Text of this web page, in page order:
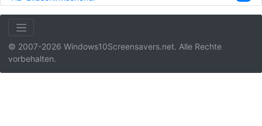
© 2007-2026 Windows10Screensavers.net. Alle Rechte
vorbehalten.